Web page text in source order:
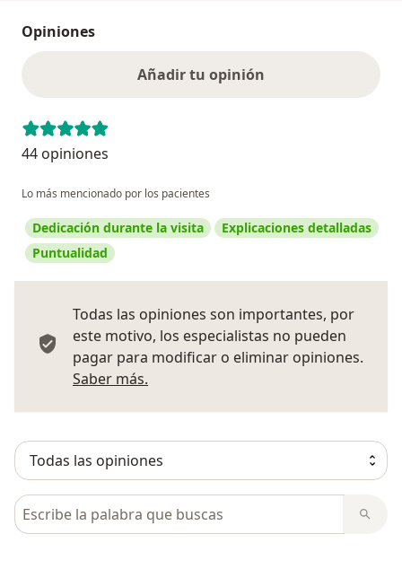
Opiniones
Añadir tu opinión
44 opiniones
Lo más mencionado por los pacientes
Dedicación durante la visita
Explicaciones detalladas
Puntualidad
Todas las opiniones son importantes, por
este motivo, los especialistas no pueden
pagar para modificar o eliminar opiniones.
Saber más.
Busca en opiniones